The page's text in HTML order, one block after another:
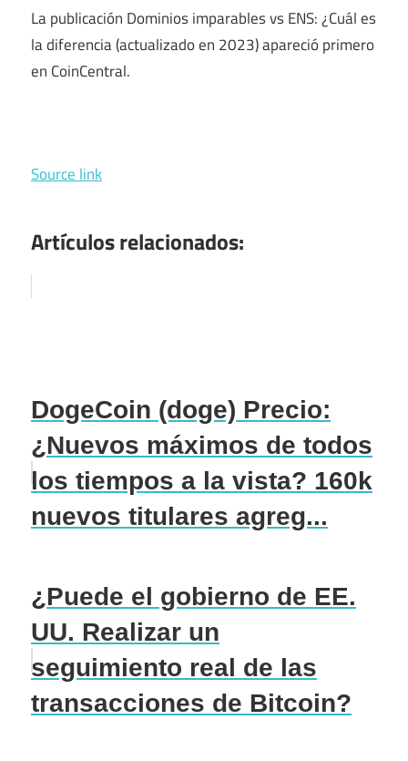
La publicación Dominios imparables vs ENS: ¿Cuál es
la diferencia (actualizado en 2023) apareció primero
en CoinCentral.
Source link
Artículos relacionados:
DogeCoin (doge) Precio:
¿Nuevos máximos de todos
los tiempos a la vista? 160k
nuevos titulares agreg...
¿Puede el gobierno de EE.
UU. Realizar un
seguimiento real de las
transacciones de Bitcoin?